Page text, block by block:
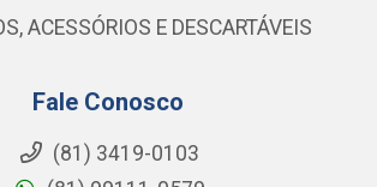
ACESSÓRIOS E DESCARTÁVEIS
Fale Conosco
(81) 3419-0103